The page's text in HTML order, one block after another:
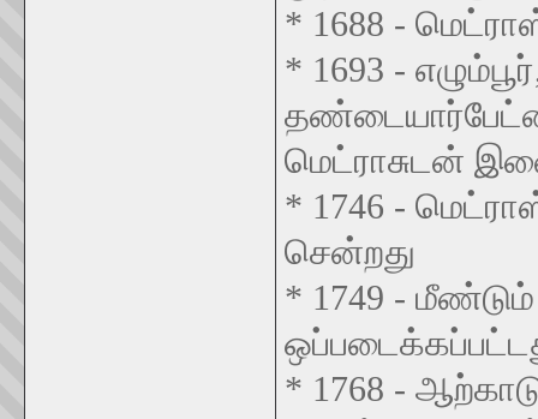
* 1688 -
* 1693 -
மெட்ராசுடன்
* 1746 -
சென்றது
* 1749 -
* 1768 -